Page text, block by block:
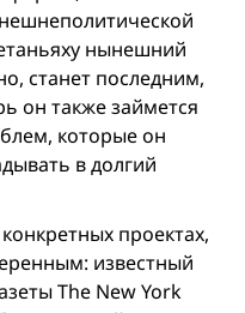
нынешний
станет последним,
он также займется
которые он
в долгий
проектах,
известный
The New York